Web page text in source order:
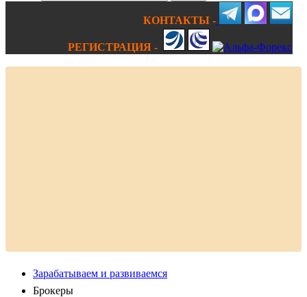
КОНТАКТЫ -
РЕГИСТРАЦИЯ -
Зарабатываем и развиваемся
Брокеры